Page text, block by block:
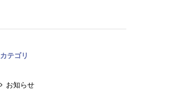
カテゴリ
お知らせ